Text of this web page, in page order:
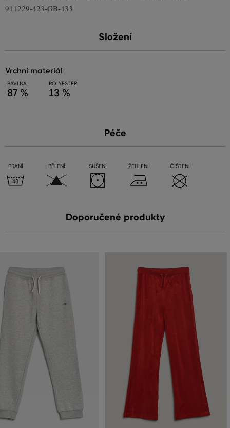
911229-423-GB-433
Složení
vrchní materiál
BAVLNA
87 %
POLYESTER
13 %
Péče
PRANÍ BĚLENÍ SUŠENÍ ŽEHLENÍ ČIŠTENÍ
Doporučené produkty